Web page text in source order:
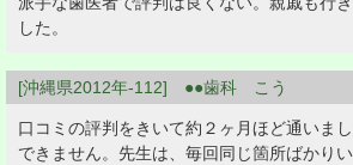
した。
[沖縄県2012年-112] ●●歯科 こう
口コミの評判をきいて約２ヶ月ほど通いま
できません。先生は、毎回同じ箇所ばかり